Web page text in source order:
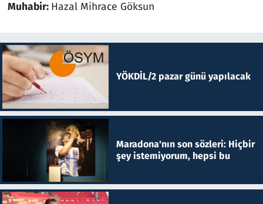
Muhabir: Hazal Mihrace Göksun
YÖKDİL/2 pazar günü yapılacak
Maradona'nın son sözleri: Hiçbir
şey istemiyorum, hepsi bu